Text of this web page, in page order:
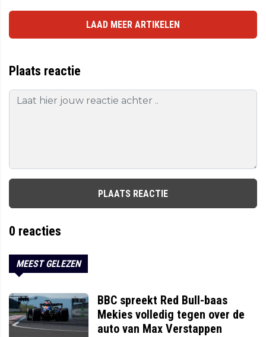
LAAD MEER ARTIKELEN
Plaats reactie
PLAATS REACTIE
0 reacties
MEEST GELEZEN
BBC spreekt Red Bull-baas
Mekies volledig tegen over de
auto van Max Verstappen